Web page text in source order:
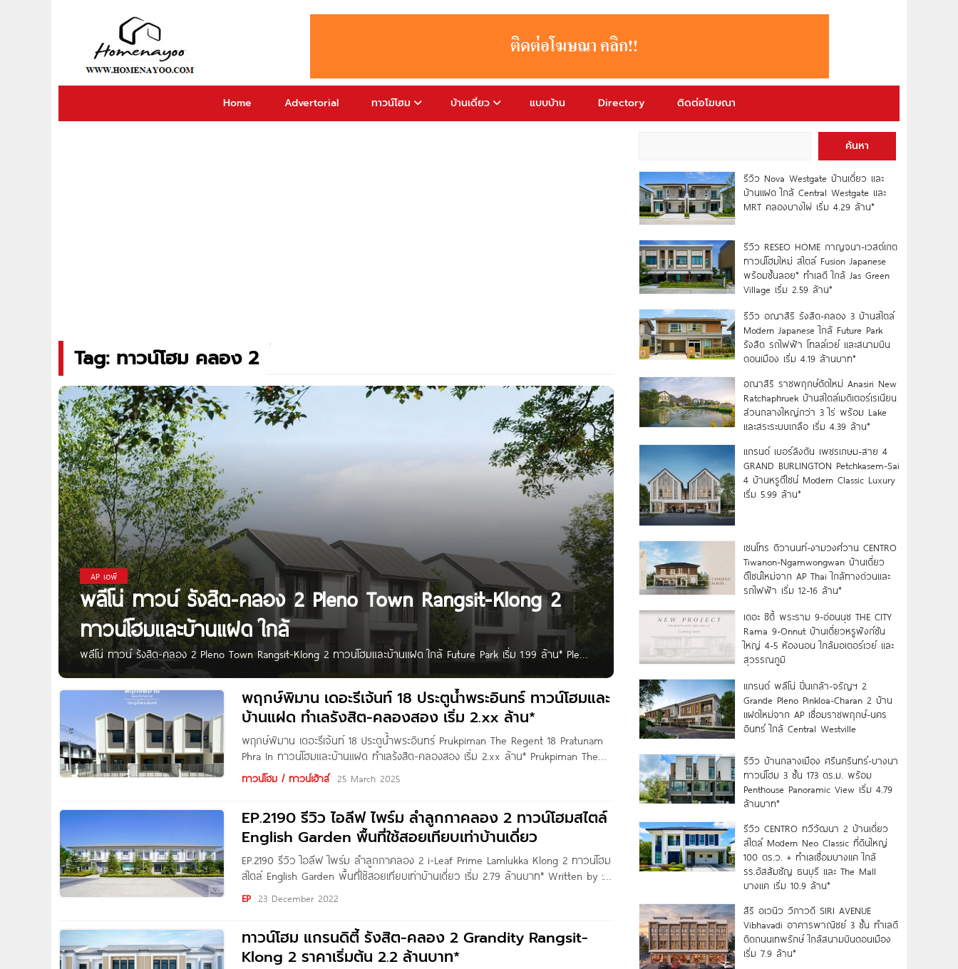
Home Advertorial ทาวน์โฮม บ้านเดี่ยว แบบบ้าน Directory ติดต่อโฆษณา
Tag: ทาวน์โฮม คลอง 2
AP เอพี
พลีโน่ ทาวน์ รังสิต-คลอง 2 Pleno Town Rangsit-Klong 2
ทาวน์โฮมและบ้านแฝด ใกล้
พลีโน่ ทาวน์ รังสิต-คลอง 2 Pleno Town Rangsit-Klong 2 ทาวน์โฮมและบ้านแฝด ใกล้ Future Park เริ่ม 1.99 ล้าน* Pleno
Town รังสิต-คลอง 2 ทาวน์โฮมและบ้านโครงการใหม่ จาก AP ที่ตั้งโครงการอยู่ภายใน ซ.รังสิต-นครนายก 31 ต.คลองสอง
อ.คลองหลวง จ.ปทุมธานี เดินทางง่าย ใกล้ถนนรังสิต-นครนายกพฤกษ์พิมาน เดอะรีเจ้นท์ 18 ประตูน้ำพระอินทร์ ทาวน์โฮมและ
บ้านแฝด ทำเลรังสิต-คลองสอง เริ่ม 2.xx ล้าน*
พฤกษ์พิมาน เดอะรีเจ้นท์ 18 ประตูน้ำพระอินทร์ Prukpiman The Regent 18 Pratunam
Phra In ทาวน์โฮมและบ้านแฝด ทำเลรังสิต-คลองสอง เริ่ม 2.xx ล้าน* Prukpiman The
Regent 18 ประตูน้ำพระอินทร์ ทาวน์โฮมและบ้านโครงการใหม่จาก บริษัท บัวทอง เอสเตท
จำกัด โครงการตั้งอยู่บนถนนเลียบคลองระพีพัฒน์ ต.คลองสอง อ.คลองหลวง
ทาวน์โฮม / ทาวน์เฮ้าส์ 25 March 2025
EP.2190 รีวิว ไอลีฟ ไพร์ม ลำลูกกาคลอง 2 ทาวน์โฮมสไตล์
English Garden พื้นที่ใช้สอยเทียบเท่าบ้านเดี่ยว
EP.2190 รีวิว ไอลีฟ ไพร์ม ลำลูกกาคลอง 2 i-Leaf Prime Lamlukka Klong 2 ทาวน์โฮม
สไตล์ English Garden พื้นที่ใช้สอยเทียบเท่าบ้านเดี่ยว เริ่ม 2.79 ล้านบาท* Written by :
Pure Thitapa Photo by : Eins Gannika สวัสดีค่ะ เพื่อน
EP 23 December 2022
ทาวน์โฮม แกรนดิตี้ รังสิต-คลอง 2 Grandity Rangsit-
Klong 2 ราคาเริ่มต้น 2.2 ล้านบาท*
ค้นหา
รีวิว Nova Westgate บ้านเดี่ยว และ
บ้านแฝด ใกล้ Central Westgate และ
MRT คลองบางไผ่ เริ่ม 4.29 ล้าน*
รีวิว RESEO HOME กาญจนา-เวสต์เกต
ทาวน์โฮมใหม่ สไตล์ Fusion Japanese
พร้อมชั้นลอย* ทำเลดี ใกล้ Jas Green
Village เริ่ม 2.59 ล้าน*
รีวิว อณาสิริ รังสิต-คลอง 3 บ้านสไตล์
Modern Japanese ใกล้ Future Park
รังสิต รถไฟฟ้า โทลล์เวย์ และสนามบิน
ดอนเมือง เริ่ม 4.19 ล้านบาท*
อณาสิริ ราชพฤกษ์ตัดใหม่ Anasiri New
Ratchaphruek บ้านสไตล์เมดิเตอร์เรเนียน
ส่วนกลางใหญ่กว่า 3 ไร่ พร้อม Lake
และสระระบบเกลือ เริ่ม 4.39 ล้าน*
แกรนด์ เบอร์ลิงตัน เพชรเกษม-สาย 4
GRAND BURLINGTON Petchkasem-Sai
4 บ้านหรูดีไซน์ Modern Classic Luxury
เริ่ม 5.99 ล้าน*
เซนโทร ติวานนท์-งามวงศ์วาน CENTRO
Tiwanon-Ngamwongwan บ้านเดี่ยว
ดีไซน์ใหม่จาก AP Thai ใกล้ทางด่วนและ
รถไฟฟ้า เริ่ม 12-16 ล้าน*
เดอะ ซิตี้ พระราม 9-อ่อนนุช THE CITY
Rama 9-Onnut บ้านเดี่ยวหรูฟังก์ชัน
ใหญ่ 4-5 ห้องนอน ใกล้มอเตอร์เวย์ และ
สุวรรณภูมิ
แกรนด์ พลีโน่ ปิ่นเกล้า-จรัญฯ 2
Grande Pleno Pinkloa-Charan 2 บ้าน
แฝดใหม่จาก AP เชื่อมราชพฤกษ์-นคร
อินทร์ ใกล้ Central Westville
รีวิว บ้านกลางเมือง ศรีนครินทร์-บางนา
ทาวน์โฮม 3 ชั้น 173 ตร.ม. พร้อม
Penthouse Panoramic View เริ่ม 4.79
ล้านบาท*
รีวิว CENTRO ทวีวัฒนา 2 บ้านเดี่ยว
สไตล์ Modern Neo Classic ที่ดินใหญ่
100 ตร.ว. + ทำเลเชื่อมบางแค ใกล้
รร.อัสสัมชัญ ธนบุรี และ The Mall
บางแค เริ่ม 10.9 ล้าน*
สิริ อเวนิว วิภาวดี SIRI AVENUE
Vibhavadi อาคารพาณิชย์ 3 ชั้น ทำเลดี
ติดถนนเทพรักษ์ ใกล้สนามบินดอนเมือง
เริ่ม 7.9 ล้าน*